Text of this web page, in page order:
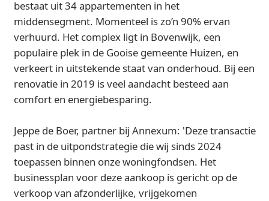
bestaat uit 34 appartementen in het
middensegment. Momenteel is zo’n 90% ervan
verhuurd. Het complex ligt in Bovenwijk, een
populaire plek in de Gooise gemeente Huizen, en
verkeert in uitstekende staat van onderhoud. Bij een
renovatie in 2019 is veel aandacht besteed aan
comfort en energiebesparing.
Jeppe de Boer, partner bij Annexum: 'Deze transactie
past in de uitpondstrategie die wij sinds 2024
toepassen binnen onze woningfondsen. Het
businessplan voor deze aankoop is gericht op de
verkoop van afzonderlijke, vrijgekomen